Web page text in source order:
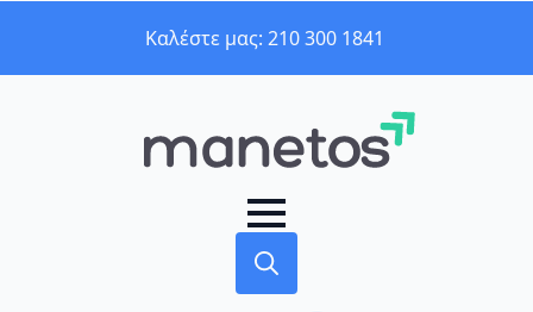
Καλέστε μας: 210 300 1841